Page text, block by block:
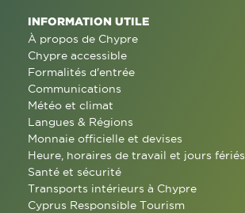
INFORMATION UTILE
À propos de Chypre
Chypre accessible
Formalités d'entrée
Communications
Météo et climat
Langues & Régions
Monnaie officielle et devises
Heure, horaires de travail et jours fériés
Santé et sécurité
Transports intérieurs à Chypre
Cyprus Responsible Tourism